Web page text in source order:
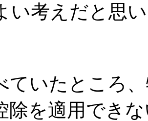
い考えだと思
ていたところ
除を適用でき